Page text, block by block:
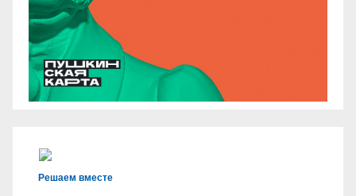
Решаем вместе